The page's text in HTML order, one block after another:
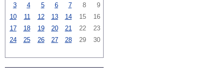
3
4 5 6 7 8
9
10
11 12 13 14 15
16
17
18 19 20 21 22
23
24
25 26 27 28 29 30